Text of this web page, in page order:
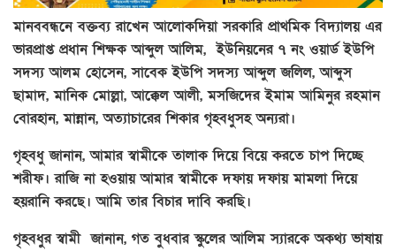
মানববন্ধনে বক্তব্য রাখেন আলোকদিয়া সরকারি প্রাথমিক বিদ্যালয় এর
ভারপ্রাপ্ত প্রধান শিক্ষক আব্দুল আলিম, ইউনিয়নের ৭ নং ওয়ার্ড ইউপি
সদস্য আলম হোসেন, সাবেক ইউপি সদস্য আব্দুল জলিল, আব্দুস
ছামাদ, মানিক মোল্লা, আক্কেল আলী, মসজিদের ইমাম আমিনুর রহমান
বোরহান, মান্নান, অত্যাচারের শিকার গৃহবধুসহ অন্যরা।
গৃহবধু জানান, আমার স্বামীকে তালাক দিয়ে বিয়ে করতে চাপ দিচ্ছে
শরীফ। রাজি না হওয়ায় আমার স্বামীকে দফায় দফায় মামলা দিয়ে
হয়রানি করছে। আমি তার বিচার দাবি করছি।
গৃহবধুর স্বামী জানান, গত বুধবার স্কুলের আলিম স্যারকে অকথ্য ভাষায়